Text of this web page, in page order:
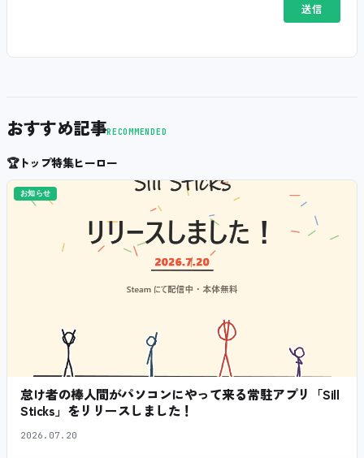
おすすめ記事RECOMMENDED
🏆トップ特集ヒーロー
お知らせ
怠け者の棒人間がパソコンにやって来る常駐アプリ「Sill
Sticks」をリリースしました！
2026.07.20